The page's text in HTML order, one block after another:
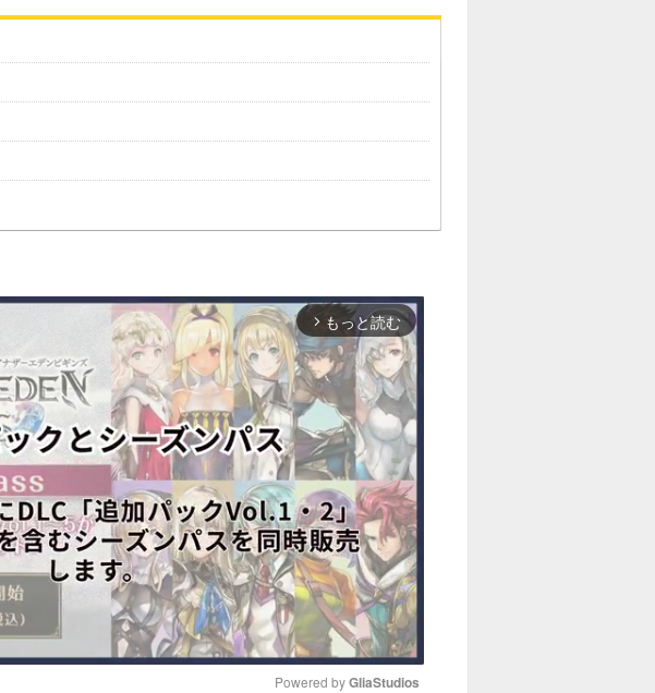
arrow_forward_ios もっと読む
Powered by GliaStudios